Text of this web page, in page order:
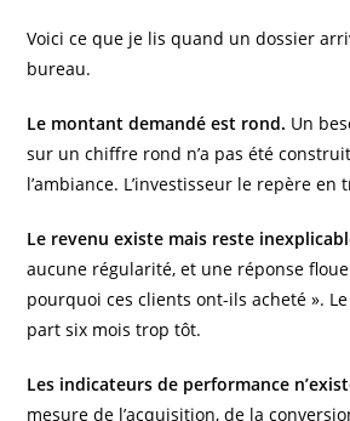
Voici ce que je lis quand un dossier
bureau.
Le montant demandé est rond. Un
sur un chiffre rond n’a pas été
l’ambiance. L’investisseur le repère en
Le revenu existe mais reste
aucune régularité, et une réponse
pourquoi ces clients ont-ils acheté ».
part six mois trop tôt.
Les indicateurs de performance
mesure de l’acquisition, de la